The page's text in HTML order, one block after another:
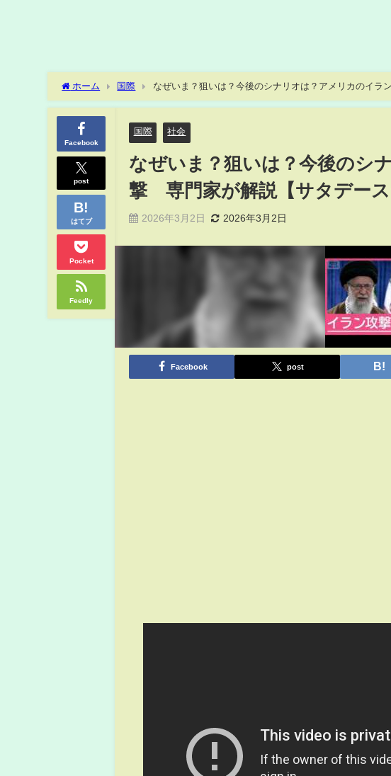
ホーム 国際 なぜいま？狙いは？今後のシナリオは？アメリカのイ
Facebook
post
はてブ
Pocket
Feedly
国際 社会
なぜいま？狙いは？今後のシ
撃 専門家が解説【サタデー
2026年3月2日 2026年3月2日
Facebook post